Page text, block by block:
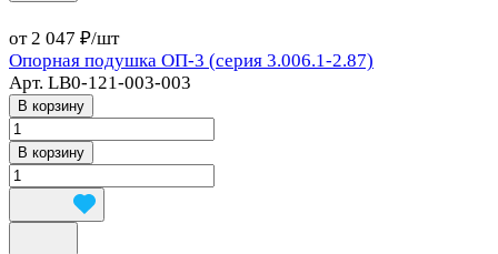
от 2 047 ₽/шт
Опорная подушка ОП-3 (серия 3.006.1-2.87)
Арт. LB0-121-003-003
В корзину
В корзину